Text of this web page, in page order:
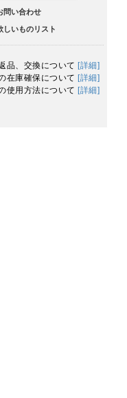
問い合わせ
しいものリスト
品、交換について [詳細]
在庫確保について [詳細]
使用方法について [詳細]